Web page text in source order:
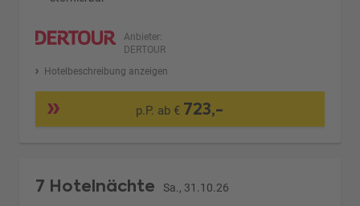
Anbieter:
DERTOUR
Hotelbeschreibung anzeigen
p.P. ab € 723,-
7 Hotelnächte Sa., 31.10.26